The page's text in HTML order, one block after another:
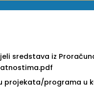
sredstava iz
projekata/programa u